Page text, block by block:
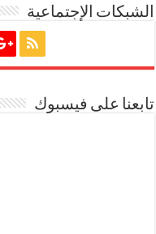
الشبكات الإجتماعية
تابعنا على فيسبوك